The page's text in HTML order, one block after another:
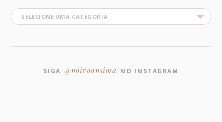
SIGA @noivaansiosa NO INSTAGRAM